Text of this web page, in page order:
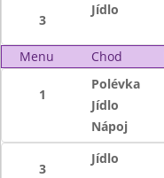
3
Jídlo
Menu Chod
1
Polévka
Jídlo
Nápoj
3
Jídlo